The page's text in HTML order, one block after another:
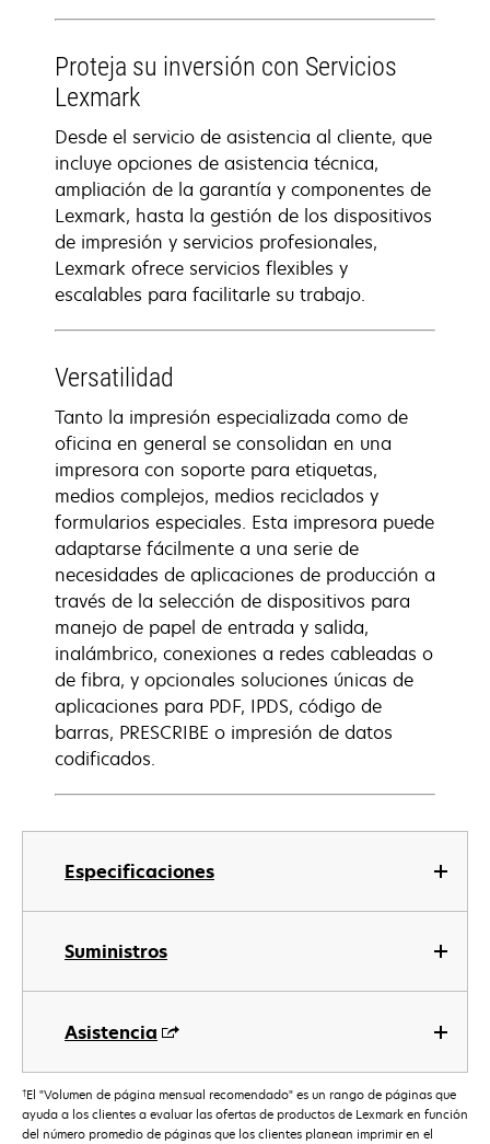
Especificaciones
Suministros
Asistencia
Proteja su inversión con Servicios
Lexmark
Desde el servicio de asistencia al cliente, que
incluye opciones de asistencia técnica,
ampliación de la garantía y componentes de
Lexmark, hasta la gestión de los dispositivos
de impresión y servicios profesionales,
Lexmark ofrece servicios flexibles y
escalables para facilitarle su trabajo.
Versatilidad
Tanto la impresión especializada como de
oficina en general se consolidan en una
impresora con soporte para etiquetas,
medios complejos, medios reciclados y
formularios especiales. Esta impresora puede
adaptarse fácilmente a una serie de
necesidades de aplicaciones de producción a
través de la selección de dispositivos para
manejo de papel de entrada y salida,
inalámbrico, conexiones a redes cableadas o
de fibra, y opcionales soluciones únicas de
aplicaciones para PDF, IPDS, código de
barras, PRESCRIBE o impresión de datos
codificados.
†El "Volumen de página mensual recomendado" es un rango de páginas que
ayuda a los clientes a evaluar las ofertas de productos de Lexmark en función
del número promedio de páginas que los clientes planean imprimir en el